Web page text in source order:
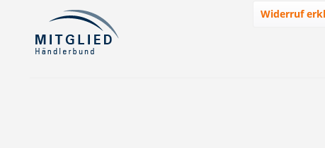
Widerruf